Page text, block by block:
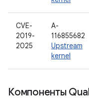
CVE-
2019-
2025
A-
116855682
Upstream
kernel
Компоненты